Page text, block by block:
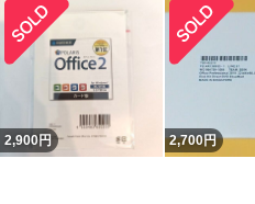
2,900円 2,700円